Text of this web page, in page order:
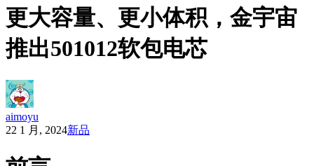
更大容量、更小体积，金宇宙
推出501012软包电芯
aimoyu
22 1 月, 2024新品